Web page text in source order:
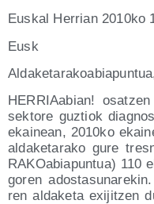
Eus­kal Herrian 2010ko
Eusk
HERRIAa­bian!
sek­to­re guz­tiok
ekai­nean, 2010ko
alda­ke­ta­ra­ko gure
RA­KOa­bia­pun­tua) 110
go­ren
ren alda­ke­ta exijitzen